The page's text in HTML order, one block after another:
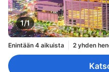
1/1
Enintään 4 aikuista 2 yhden